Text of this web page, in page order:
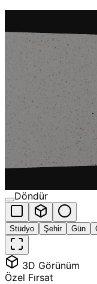
Döndür
Stüdyo Şehir Gün
3D Görünüm
Özel Fırsat